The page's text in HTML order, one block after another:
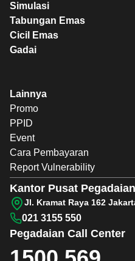
Simulasi
Tabungan Emas
Cicil Emas
Gadai
Lainnya
Promo
PPID
Event
Cara Pembayaran
Report Vulnerability
Pegadaian Call Center
Kantor Pusat Pegadaian
Jl. Kramat Raya 162
021 3155 550